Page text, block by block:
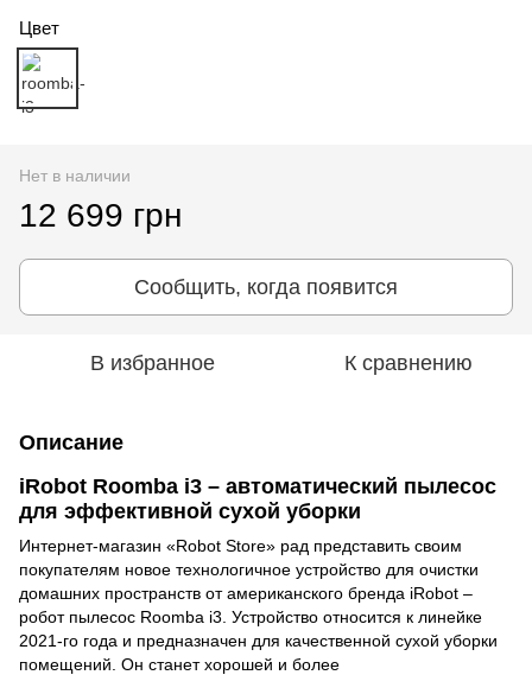
Цвет
Нет в наличии
12 699 грн
Сообщить, когда появится
В избранное К сравнению
Описание
iRobot Roomba i3 – автоматический пылесос
для эффективной сухой уборки
Интернет-магазин «Robot Store» рад представить своим
покупателям новое технологичное устройство для очистки
домашних пространств от американского бренда iRobot –
робот пылесос Roomba i3. Устройство относится к линейке
2021-го года и предназначен для качественной сухой уборки
помещений. Он станет хорошей и более